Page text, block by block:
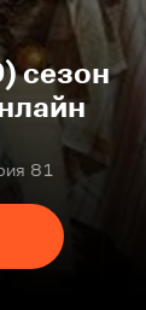
сезон
81